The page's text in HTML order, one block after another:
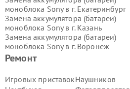
Ремонт
Игровых приставокНаушников
моноблока Sony в г. Екатеринбург
Замена аккумулятора (батареи)
моноблока Sony в г. Казань
Замена аккумулятора (батареи)
моноблока Sony в г. Воронеж
Замена аккумулятора (батареи)
моноблока Sony в г.
моноблока Sony в г. Самара